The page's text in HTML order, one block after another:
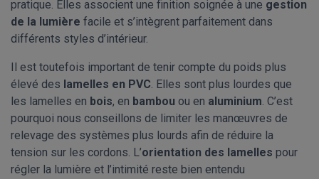
pratique. Elles associent une finition soignée à une gestion
de la lumière facile et s’intègrent parfaitement dans
différents styles d’intérieur.
Il est toutefois important de tenir compte du poids plus
élevé des lamelles en PVC. Elles sont plus lourdes que
les lamelles en bois, en bambou ou en aluminium. C’est
pourquoi nous conseillons de limiter les manœuvres de
relevage des systèmes plus lourds afin de réduire la
tension sur les cordons. L’orientation des lamelles pour
régler la lumière et l’intimité reste bien entendu